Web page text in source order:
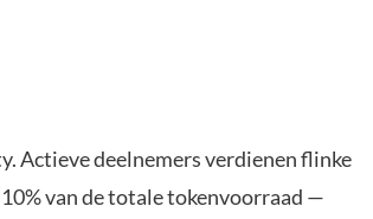
Actieve deelnemers verdienen flinke
van de totale tokenvoorraad —